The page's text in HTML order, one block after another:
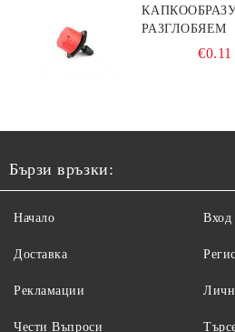
РАЗГЛОБЯЕМ
€0.11
Бързи връзки:
Начало
Доставка
Рекламации
Чести Въпроси
Вход